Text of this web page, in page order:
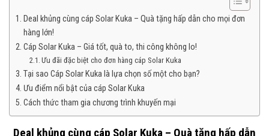
Deal khủng cùng cáp Solar Kuka – Quà tặng hấp dẫn cho mọi đơn
hàng lớn!
Cáp Solar Kuka – Giá tốt, quà to, thi công không lo!
Ưu đãi đặc biệt cho đơn hàng cáp Solar Kuka
Tại sao Cáp Solar Kuka là lựa chọn số một cho bạn?
Ưu điểm nổi bật của cáp Solar Kuka
Cách thức tham gia chương trình khuyến mại
Deal khủng cùng cáp Solar Kuka – Quà tặng hấp dẫn